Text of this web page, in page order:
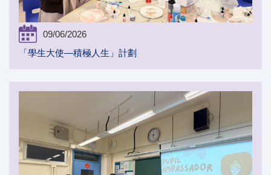
09/06/2026
「學生大使—積極人生」計劃